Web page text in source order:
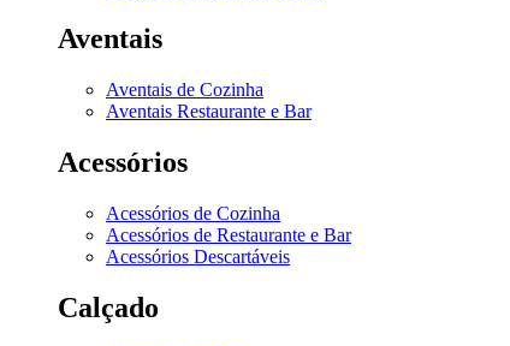
Aventais
Aventais de Cozinha
Aventais Restaurante e Bar
Acessórios
Acessórios de Cozinha
Acessórios de Restaurante e Bar
Acessórios Descartáveis
Calçado